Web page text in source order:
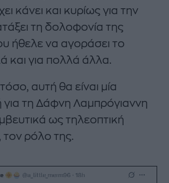
κάνει και κυρίως για την
τη δολοφονία της
ήθελε να αγοράσει το
και για πολλά άλλα.
αυτή θα είναι μία
τη Δάφνη Λαμπρόγιαννη
ως τηλεοπτική
ρόλο της.